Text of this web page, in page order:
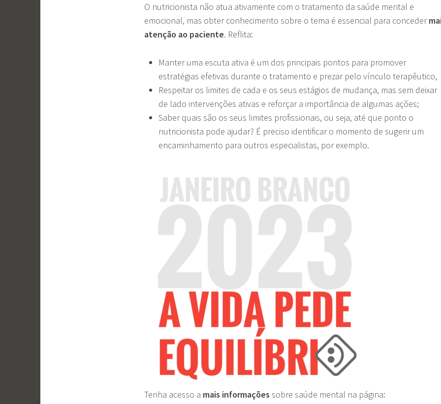
O nutricionista não atua ativamente com o tratamento da saúde mental e
emocional, mas obter conhecimento sobre o tema é essencial para conceder
atenção ao paciente. Reflita:
Manter uma escuta ativa é um dos principais pontos para promover
estratégias efetivas durante o tratamento e prezar pelo vínculo terapêutico,
Respeitar os limites de cada e os seus estágios de mudança, mas sem deixar
de lado intervenções ativas e reforçar a importância de algumas ações;
Saber quais são os seus limites profissionais, ou seja, até que ponto o
nutricionista pode ajudar? É preciso identificar o momento de sugerir um
encaminhamento para outros especialistas, por exemplo.
Tenha acesso a mais informações sobre saúde mental na página: